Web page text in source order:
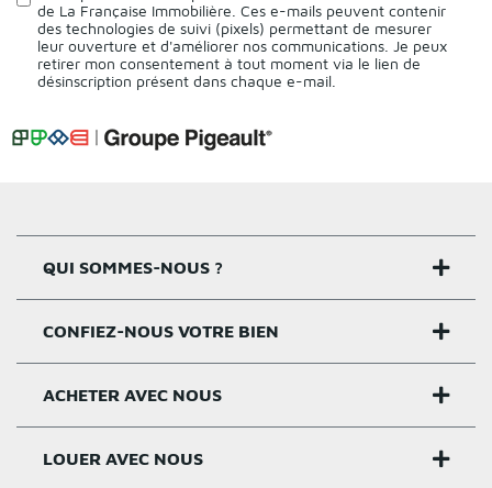
de La Française Immobilière. Ces e-mails peuvent contenir
des technologies de suivi (pixels) permettant de mesurer
leur ouverture et d'améliorer nos communications. Je peux
retirer mon consentement à tout moment via le lien de
désinscription présent dans chaque e-mail.
QUI SOMMES-NOUS ?
Nos agences
Notre histoire
CONFIEZ-NOUS VOTRE BIEN
Estimer un bien
Critères estimation
ACHETER AVEC NOUS
Acheter sur Rennes
LOUER AVEC NOUS